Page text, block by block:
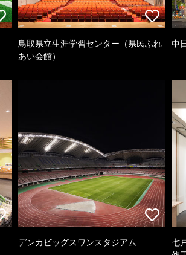
鳥取県立生涯学習センター（県民ふれ
あい会館）
中
デンカビッグスワンスタジアム
七